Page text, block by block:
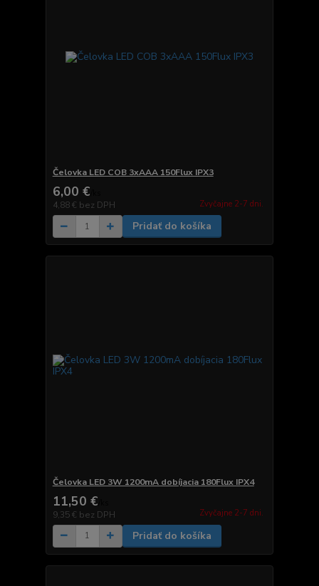
Čelovka LED COB 3xAAA 150Flux IPX3
6,00 €
4,88 € bez DPH Zvyčajne 2-7 dni.
Pridať do košíka
Čelovka LED 3W 1200mA dobíjacia 180Flux IPX4
11,50 €
9,35 € bez DPH Zvyčajne 2-7 dni.
Pridať do košíka